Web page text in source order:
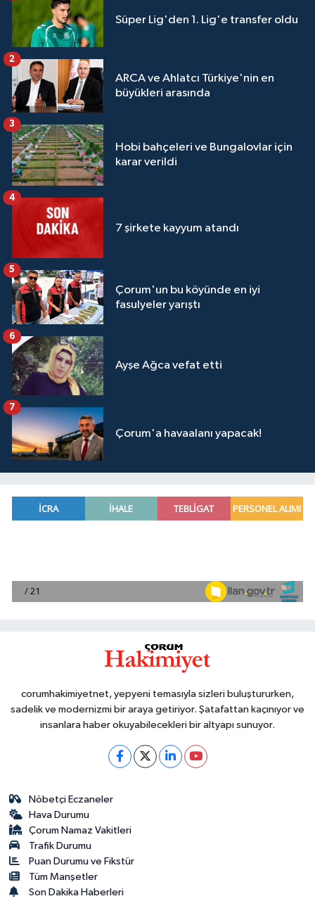
Süper Lig'den 1. Lig'e transfer oldu
ARCA ve Ahlatcı Türkiye'nin en
büyükleri arasında
2
Hobi bahçeleri ve Bungalovlar için
karar verildi
3
7 şirkete kayyum atandı
4
Çorum'un bu köyünde en iyi
fasulyeler yarıştı
5
Ayşe Ağca vefat etti
6
Çorum'a havaalanı yapacak!
7
corumhakimiyetnet, yepyeni temasıyla sizleri buluştururken,
sadelik ve modernizmi bir araya getiriyor. Şatafattan kaçınıyor ve
insanlara haber okuyabilecekleri bir altyapı sunuyor.
Nöbetçi Eczaneler
Hava Durumu
Çorum Namaz Vakitleri
Trafik Durumu
Puan Durumu ve Fikstür
Tüm Manşetler
Son Dakika Haberleri